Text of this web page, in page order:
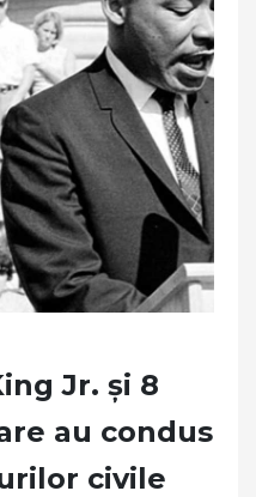
Jr. și 8
au condus
civile